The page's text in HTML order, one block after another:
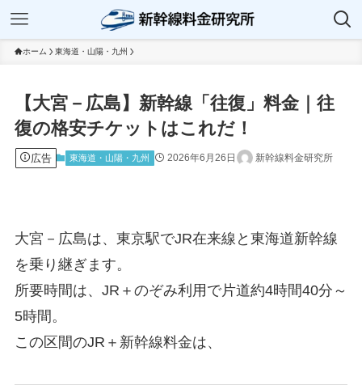
ホーム 東海道・山陽・九州
【大宮－広島】新幹線「往復」料金｜往
復の格安チケットはこれだ！
広告 東海道・山陽・九州 2026年6月26日 新幹線料金研究所
大宮－広島は、東京駅でJR在来線と東海道新幹線
を乗り継ぎます。
所要時間は、JR＋のぞみ利用で片道約4時間40分～
5時間。
この区間のJR＋新幹線料金は、